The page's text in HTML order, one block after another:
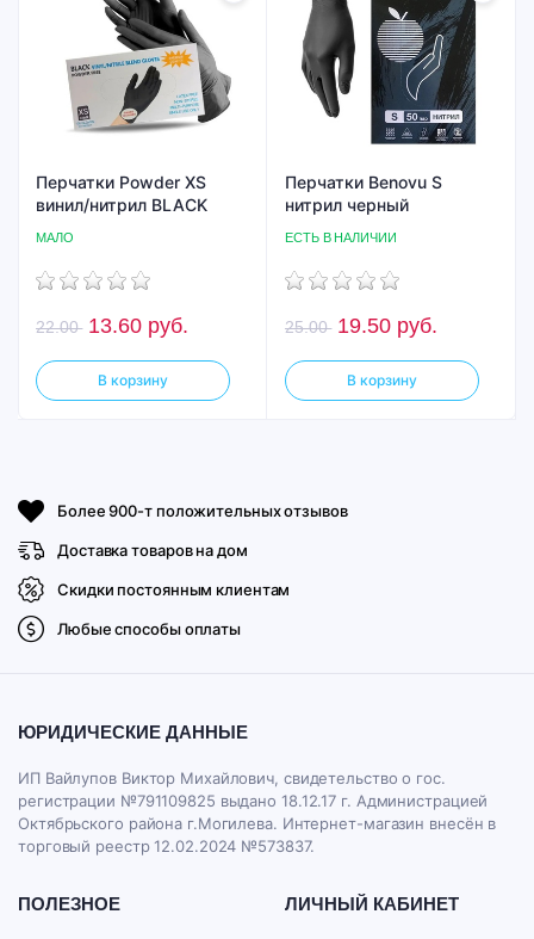
Перчатки Powder XS
винил/нитрил BLACK
МАЛО
22.00 13.60 руб.
В корзину
Перчатки Benovu S
нитрил черный
ЕСТЬ В НАЛИЧИИ
25.00 19.50 руб.
В корзину
Более 900-т положительных отзывов
Доставка товаров на дом
Скидки постоянным клиентам
Любые способы оплаты
ЮРИДИЧЕСКИЕ ДАННЫЕ
ИП Вайлупов Виктор Михайлович, свидетельство о гос.
регистрации №791109825 выдано 18.12.17 г. Администрацией
Октябрьского района г.Могилева. Интернет-магазин внесён в
торговый реестр 12.02.2024 №573837.
ПОЛЕЗНОЕ ЛИЧНЫЙ КАБИНЕТ